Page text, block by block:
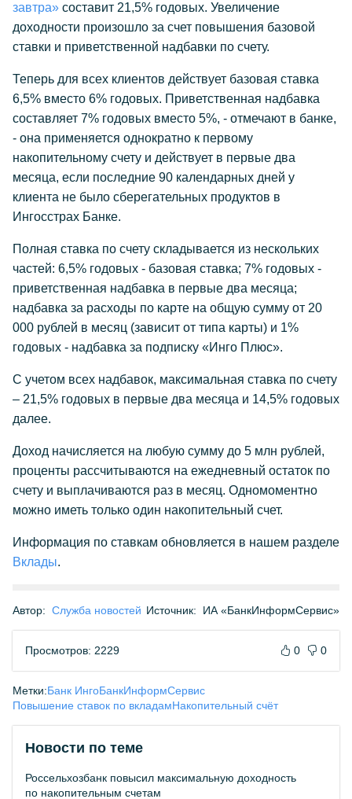
завтра» составит 21,5% годовых. Увеличение
доходности произошло за счет повышения базовой
ставки и приветственной надбавки по счету.
Теперь для всех клиентов действует базовая ставка
6,5% вместо 6% годовых. Приветственная надбавка
составляет 7% годовых вместо 5%, - отмечают в банке,
- она применяется однократно к первому
накопительному счету и действует в первые два
месяца, если последние 90 календарных дней у
клиента не было сберегательных продуктов в
Ингосстрах Банке.
Полная ставка по счету складывается из нескольких
частей: 6,5% годовых - базовая ставка; 7% годовых -
приветственная надбавка в первые два месяца;
надбавка за расходы по карте на общую сумму от 20
000 рублей в месяц (зависит от типа карты) и 1%
годовых - надбавка за подписку «Инго Плюс».
С учетом всех надбавок, максимальная ставка по счету
– 21,5% годовых в первые два месяца и 14,5% годовых
далее.
Доход начисляется на любую сумму до 5 млн рублей,
проценты рассчитываются на ежедневный остаток по
счету и выплачиваются раз в месяц. Одномоментно
можно иметь только один накопительный счет.
Информация по ставкам обновляется в нашем разделе
Вклады.
Автор: Служба новостей Источник: ИА «БанкИнформСервис»
Просмотров: 2229 0 0
Метки:Банк ИнгоБанкИнформСервис
Повышение ставок по вкладамНакопительный счёт
Новости по теме
Россельхозбанк повысил максимальную доходность
по накопительным счетам